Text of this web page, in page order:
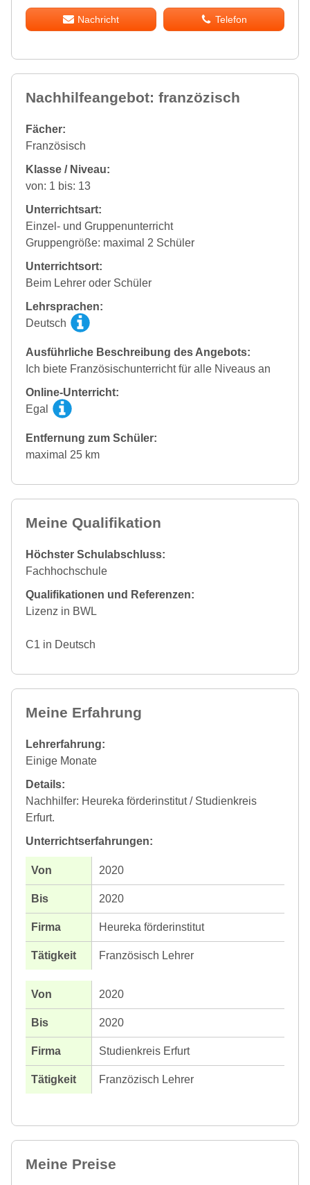
Nachricht Telefon
Nachhilfeangebot: franzözisch
Fächer:
Französisch
Klasse / Niveau:
von: 1 bis: 13
Unterrichtsart:
Einzel- und Gruppenunterricht
Gruppengröße: maximal 2 Schüler
Unterrichtsort:
Beim Lehrer oder Schüler
Lehrsprachen:
Deutsch
Ausführliche Beschreibung des Angebots:
Ich biete Französischunterricht für alle Niveaus an
Online-Unterricht:
Egal
Entfernung zum Schüler:
maximal 25 km
Meine Qualifikation
Höchster Schulabschluss:
Fachhochschule
Qualifikationen und Referenzen:
Lizenz in BWL
C1 in Deutsch
Meine Erfahrung
Lehrerfahrung:
Einige Monate
Details:
Nachhilfer: Heureka förderinstitut / Studienkreis
Erfurt.
Unterrichtserfahrungen:
2020
2020
Heureka förderinstitut
Französisch Lehrer
2020
2020
Studienkreis Erfurt
Franzözisch Lehrer
Meine Preise